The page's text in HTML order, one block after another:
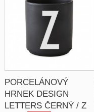
PORCELÁNOVÝ
HRNEK DESIGN
LETTERS ČERNÝ / Z